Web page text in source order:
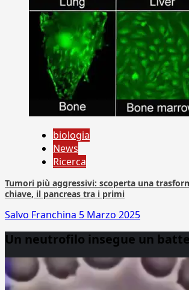
biologia
News
Ricerca
Tumori più aggressivi: scoperta una
chiave, il pancreas tra i primi
Salvo Franchina 5 Marzo 2025
Un neutrofilo insegue un
Player